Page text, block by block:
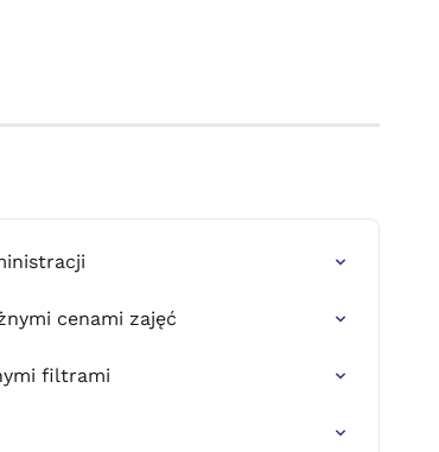
cenami zajęć
filtrami